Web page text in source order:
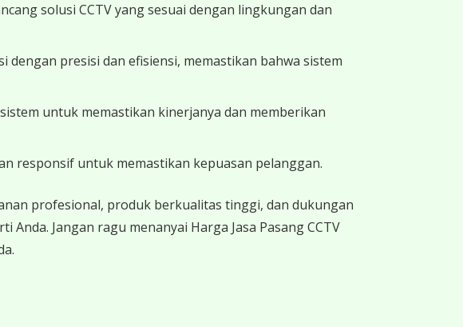
solusi CCTV yang sesuai dengan lingkungan dan
dengan presisi dan efisiensi, memastikan bahwa sistem
untuk memastikan kinerjanya dan memberikan
responsif untuk memastikan kepuasan pelanggan.
profesional, produk berkualitas tinggi, dan dukungan
Jangan ragu menanyai Harga Jasa Pasang CCTV